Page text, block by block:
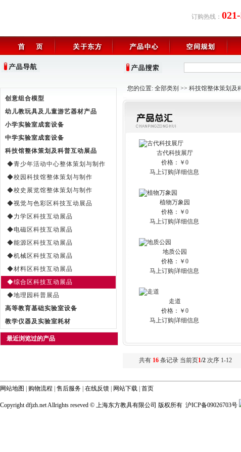
订购热线：
创意组合模型
幼儿教玩具及儿童游艺器材产品
小学实验室成套设备
中学实验室成套设备
科技馆整体策划及科普互动展品
◆青少年活动中心整体策划与制作
◆校园科技馆整体策划与制作
◆校史展览馆整体策划与制作
◆视觉与色彩区科技互动展品
◆力学区科技互动展品
◆电磁区科技互动展品
◆能源区科技互动展品
◆机械区科技互动展品
◆材料区科技互动展品
◆综合区科技互动展品
◆地理园科普展品
高等教育基础实验室设备
教学仪器及实验室耗材
最近浏览过的产品
您的位置: 全部类别 >> 科技馆整体策划及
古代科技展厅
价格：￥0
马上订购 详细信息
植物万象园
价格：￥0
马上订购 详细信息
地质公园
价格：￥0
马上订购 详细信息
走道
价格：￥0
马上订购 详细信息
共有 16 条记录 当前页1/2 次序 1-12
网站地图 购物流程 售后服务 在线反馈 网站下载 首页
Copyright dfjzh.net Allrights reseved © 上海东方教具有限公司 版权所有 沪ICP备09026703号